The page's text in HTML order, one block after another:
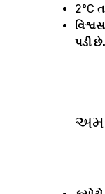
2°C
પડી છે.